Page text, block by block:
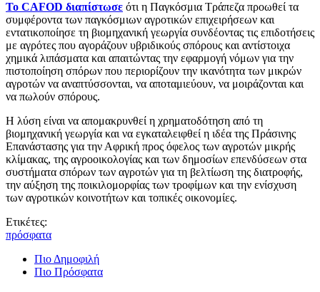
Το CAFOD διαπίστωσε ότι η Παγκόσμια Τράπεζα προωθεί τα
συμφέροντα των παγκόσμιων αγροτικών επιχειρήσεων και
εντατικοποίησε τη βιομηχανική γεωργία συνδέοντας τις επιδοτήσεις
με αγρότες που αγοράζουν υβριδικούς σπόρους και αντίστοιχα
χημικά λιπάσματα και απαιτώντας την εφαρμογή νόμων για την
πιστοποίηση σπόρων που περιορίζουν την ικανότητα των μικρών
αγροτών να αναπτύσσονται, να αποταμιεύουν, να μοιράζονται και
να πωλούν σπόρους.
Η λύση είναι να απομακρυνθεί η χρηματοδότηση από τη
βιομηχανική γεωργία και να εγκαταλειφθεί η ιδέα της Πράσινης
Επανάστασης για την Αφρική προς όφελος των αγροτών μικρής
κλίμακας, της αγροοικολογίας και των δημοσίων επενδύσεων στα
συστήματα σπόρων των αγροτών για τη βελτίωση της διατροφής,
την αύξηση της ποικιλομορφίας των τροφίμων και την ενίσχυση
των αγροτικών κοινοτήτων και τοπικές οικονομίες.
Ετικέτες:
πρόσφατα
Πιο Δημοφιλή
Πιο Πρόσφατα